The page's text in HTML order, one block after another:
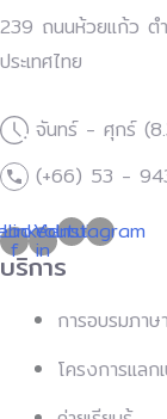
239 ถนนห้วยแก้ว ต
ประเทศไทย
จันทร์ - ศุกร์
(+66) 53 -
f
Linkedin-
in
Youtube
Instagram
บริการ
การอบรมภาษา
โครงการแลก